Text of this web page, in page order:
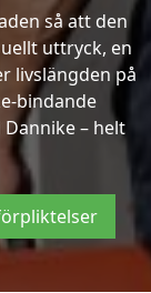
så att den
uttryck, en
livslängden på
bindande
– helt